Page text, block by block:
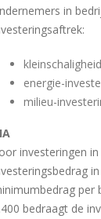
in
energie-
milieu-
investeringen
per
bedraagt de